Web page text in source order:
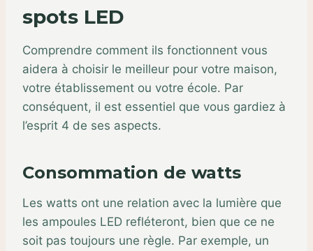
spots LED
Comprendre comment ils fonctionnent vous
aidera à choisir le meilleur pour votre maison,
votre établissement ou votre école. Par
conséquent, il est essentiel que vous gardiez à
l’esprit 4 de ses aspects.
Consommation de watts
Les watts ont une relation avec la lumière que
les ampoules LED refléteront, bien que ce ne
soit pas toujours une règle. Par exemple, un